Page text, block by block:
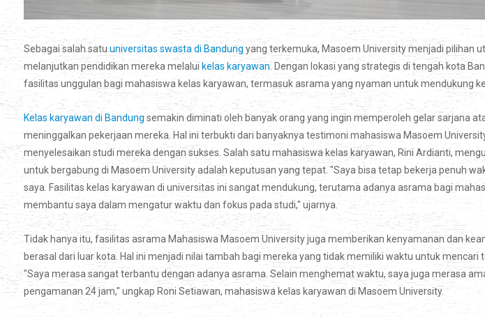
Sebagai salah satuuniversitas swasta di Bandungyang terkemuka, Masoem University menjadi pilihan
melanjutkan pendidikan mereka melalui kelas karyawan. Dengan lokasi yang strategis di tengah kota
fasilitas unggulan bagi mahasiswa kelas karyawan, termasuk asrama yang nyaman untuk mendukung
Kelas karyawan di Bandung semakin diminati oleh banyak orang yang ingin memperoleh gelar sarjana
meninggalkan pekerjaan mereka. Hal ini terbukti dari banyaknya testimoni mahasiswa Masoem
menyelesaikan studi mereka dengan sukses. Salah satu mahasiswa kelas karyawan, Rini Ardianti,
untuk bergabung di Masoem University adalah keputusan yang tepat. "Saya bisa tetap bekerja penuh
saya. Fasilitas kelas karyawan di universitas ini sangat mendukung, terutama adanya asrama bagi
membantu saya dalam mengatur waktu dan fokus pada studi," ujarnya.
Tidak hanya itu, fasilitas asrama Mahasiswa Masoem University juga memberikan kenyamanan dan
berasal dari luar kota. Hal ini menjadi nilai tambah bagi mereka yang tidak memiliki waktu untuk mencari
"Saya merasa sangat terbantu dengan adanya asrama. Selain menghemat waktu, saya juga merasa
pengamanan 24 jam," ungkap Roni Setiawan, mahasiswa kelas karyawan di Masoem University.